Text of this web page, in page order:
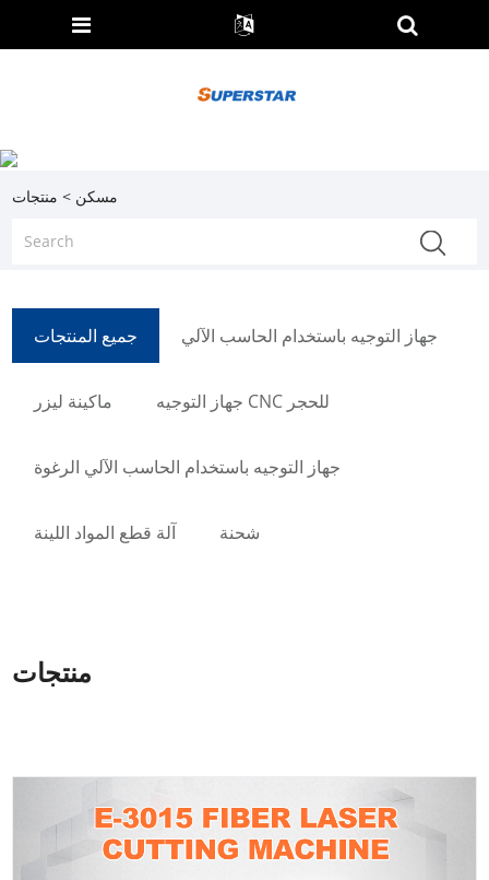
مسكن > منتجات
جميع المنتجات جهاز التوجيه باستخدام الحاسب الآلي
ماكينة ليزر جهاز التوجيه CNC للحجر
جهاز التوجيه باستخدام الحاسب الآلي الرغوة
آلة قطع المواد اللينة شحنة
منتجات